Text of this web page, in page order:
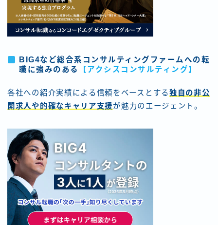
BIG4など総合系コンサルティングファームへの転
職に強みのある
【アクシスコンサルティング】
各社への紹介実績による信頼をベースとする独自の非公
開求人や的確なキャリア支援が魅力のエージェント。